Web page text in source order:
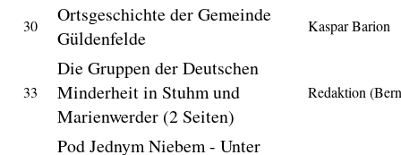
30
Ortsgeschichte der Gemeinde
Güldenfelde
Kaspar Barion
33
Die Gruppen der Deutschen
Minderheit in Stuhm und
Marienwerder (2 Seiten)
Redaktion
Pod Jednym Niebem - Unter